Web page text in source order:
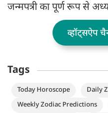
जन्मपत्री का पूर्ण रूप से
व्हॉट्सऐप
Tags
Today Horoscope
Daily
Weekly Zodiac Predictions